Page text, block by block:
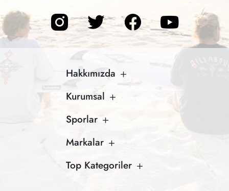
Hakkımızda
Kurumsal
Sporlar
Markalar
Top Kategoriler